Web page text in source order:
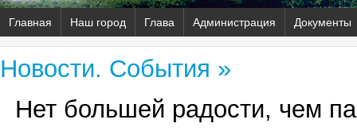
Главная Наш город Глава Администрация Документы
Новости. События »
Нет большей радости, чем